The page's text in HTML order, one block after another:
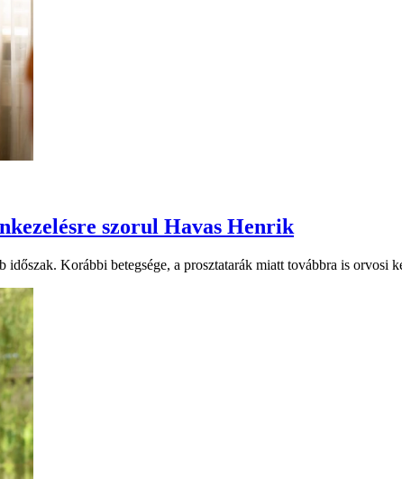
szorul Havas Henrik
Korábbi betegsége, a prosztatarák miatt továbbra is orvosi